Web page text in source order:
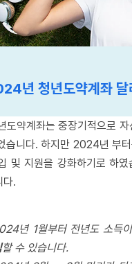
년 청년도약계좌 달
도약계좌는 중장기적으로
습니다. 하지만 2024년 부
및 지원을 강화하기로 하
다.
년 1월부터 전년도 소득
할 수 있습니다.